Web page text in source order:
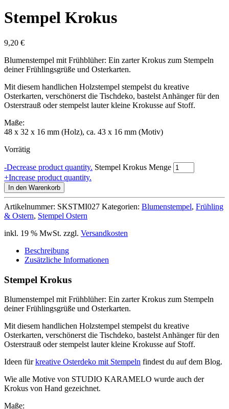
Stempel Krokus
9,20 €
Blumenstempel mit Frühblüher: Ein zarter Krokus zum Stempeln
deiner Frühlingsgrüße und Osterkarten.
Mit diesem handlichen Holzstempel stempelst du kreative
Osterkarten, verschönerst die Tischdeko, bastelst Anhänger für den
Osterstrauß oder stempelst lauter kleine Krokusse auf Stoff.
Maße:
48 x 32 x 16 mm (Holz), ca. 43 x 16 mm (Motiv)
Vorrätig
-Decrease product quantity. Stempel Krokus Menge
+Increase product quantity.
In den Warenkorb
Artikelnummer: SKSTMI027 Kategorien: Blumenstempel, Frühling
& Ostern, Stempel Ostern
inkl. 19 % MwSt. zzgl. Versandkosten
Beschreibung
Zusätzliche Informationen
Stempel Krokus
Blumenstempel mit Frühblüher: Ein zarter Krokus zum Stempeln
deiner Frühlingsgrüße und Osterkarten.
Mit diesem handlichen Holzstempel stempelst du kreative
Osterkarten, verschönerst die Tischdeko, bastelst Anhänger für den
Osterstrauß oder stempelst lauter kleine Krokusse auf Stoff.
Ideen fürkreative Osterdeko mit Stempeln findest du auf dem Blog.
Wie alle Motive von STUDIO KARAMELO wurde auch der
Krokus von Hand gezeichnet.
Maße: